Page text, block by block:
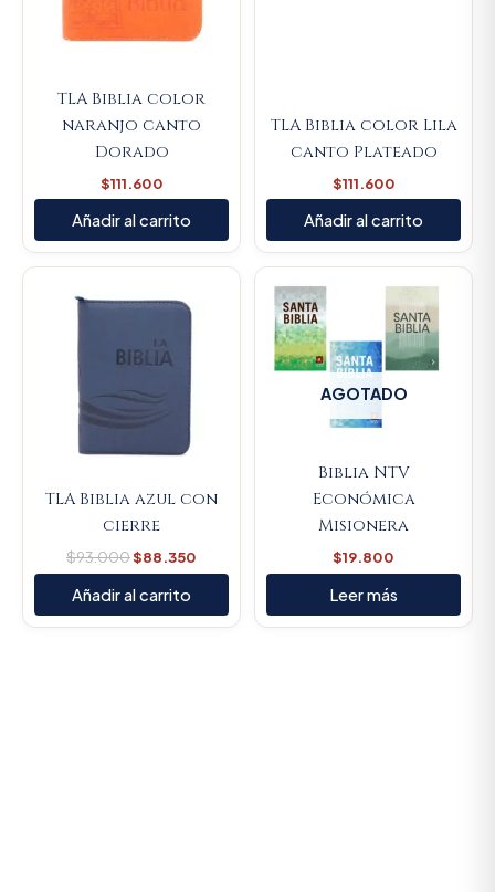
TLA Biblia color
naranjo canto
Dorado
$111.600
Añadir al carrito
TLA Biblia color Lila
canto Plateado
$111.600
Añadir al carrito
TLA Biblia azul con
cierre
$93.000
price
$88.350
Current
Añadir al carrito
AGOTADO
Biblia NTV
Económica
Misionera
$19.800
Leer más